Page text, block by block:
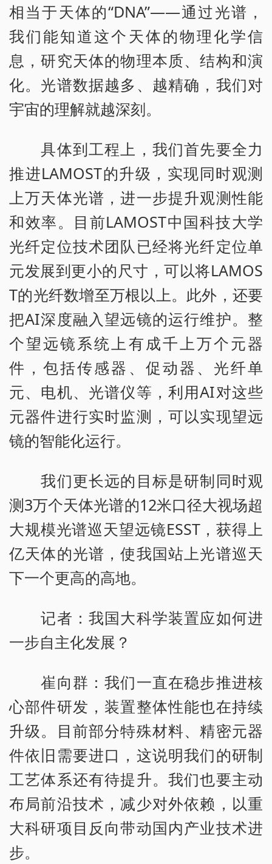
相当于天体的“DNA”——通过光谱，
我们能知道这个天体的物理化学信
息，研究天体的物理本质、结构和演
化。光谱数据越多、越精确，我们对
宇宙的理解就越深刻。
具体到工程上，我们首先要全力
推进LAMOST的升级，实现同时观测
上万天体光谱，进一步提升观测性能
和效率。目前LAMOST中国科技大学
光纤定位技术团队已经将光纤定位单
元发展到更小的尺寸，可以将LAMOS
T的光纤数增至万根以上。此外，还要
把AI深度融入望远镜的运行维护。整
个望远镜系统上有成千上万个元器
件，包括传感器、促动器、光纤单
元、电机、光谱仪等，利用AI对这些
元器件进行实时监测，可以实现望远
镜的智能化运行。
我们更长远的目标是研制同时观
测3万个天体光谱的12米口径大视场超
大规模光谱巡天望远镜ESST，获得上
亿天体的光谱，使我国站上光谱巡天
下一个更高的高地。
记者：我国大科学装置应如何进
一步自主化发展？
崔向群：我们一直在稳步推进核
心部件研发，装置整体性能也在持续
升级。目前部分特殊材料、精密元器
件依旧需要进口，这说明我们的研制
工艺体系还有待提升。我们也要主动
布局前沿技术，减少对外依赖，以重
大科研项目反向带动国内产业技术进
步。